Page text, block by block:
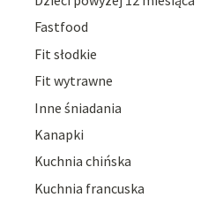
Fastfood
Fit słodkie
Fit wytrawne
Inne śniadania
Kanapki
Kuchnia chińska
Kuchnia francuska